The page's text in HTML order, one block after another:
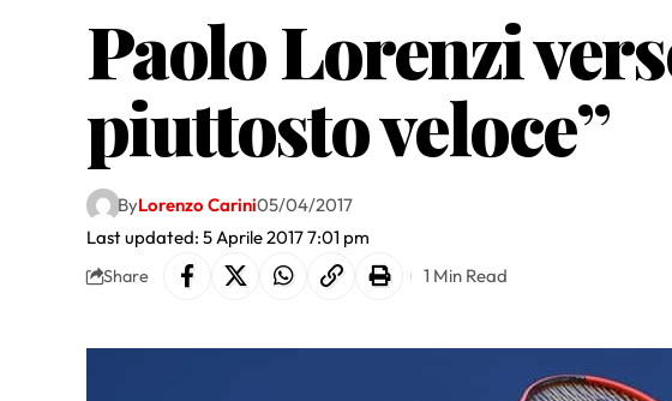
Paolo Lorenzi
piuttosto veloce”
Last updated: 5 Aprile 2017 7:01 pm
ByLorenzo Carini05/04/2017
Share 1 Min Read